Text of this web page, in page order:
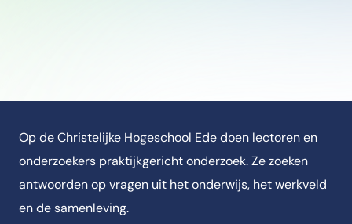
Op de Christelijke Hogeschool Ede doen lectoren en
onderzoekers praktijkgericht onderzoek. Ze zoeken
antwoorden op vragen uit het onderwijs, het werkveld
en de samenleving.